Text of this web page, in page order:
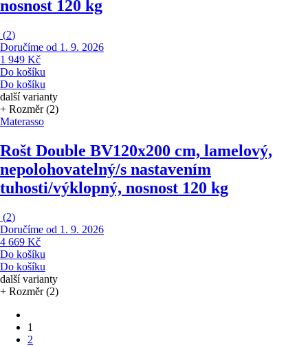
nosnost 120 kg
(2)
Doručíme od 1. 9. 2026
1 949 Kč
Do košíku
Do košíku
další varianty
+ Rozměr (2)
Materasso
Rošt Double BV120x200 cm, lamelový,
nepolohovatelný/s nastavením
tuhosti/výklopný, nosnost 120 kg
(2)
Doručíme od 1. 9. 2026
4 669 Kč
Do košíku
Do košíku
další varianty
+ Rozměr (2)
1
2